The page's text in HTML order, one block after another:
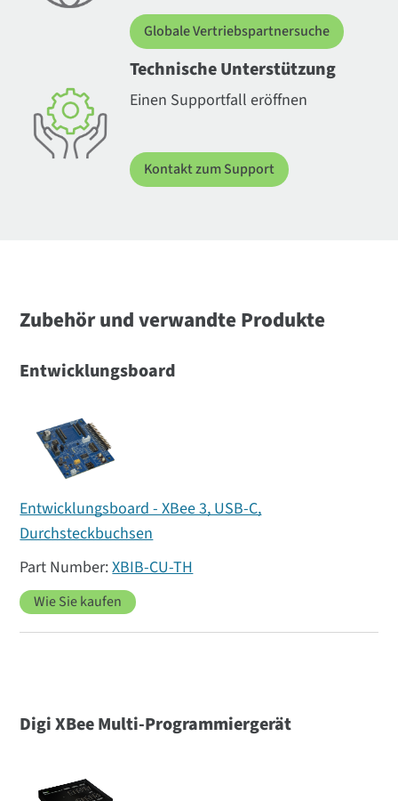
Globale Vertriebspartnersuche
Technische Unterstützung
Einen Supportfall eröffnen
Kontakt zum Support
Zubehör und verwandte Produkte
Entwicklungsboard
Entwicklungsboard - XBee 3, USB-C,
Durchsteckbuchsen
XBIB-CU-TH
Wie Sie kaufen
Digi XBee Multi-Programmiergerät